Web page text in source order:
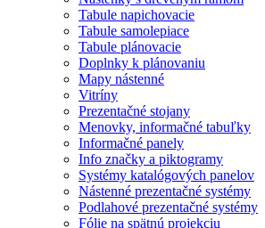
Tabule napichovacie
Tabule samolepiace
Tabule plánovacie
Doplnky k plánovaniu
Mapy nástenné
Vitríny
Prezentačné stojany
Menovky, informačné tabuľky
Informačné panely
Info značky a piktogramy
Systémy katalógových panelov
Nástenné prezentačné systémy
Podlahové prezentačné systémy
Fólie na spätnú projekciu